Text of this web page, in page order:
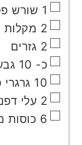
▢
1 שורש
▢
2 מקלות
▢
2 גזרים
▢ כ- 10 גבעולי פטרוזילה
▢
10 גרגרי
▢
2 עלי
▢
6 כוסות